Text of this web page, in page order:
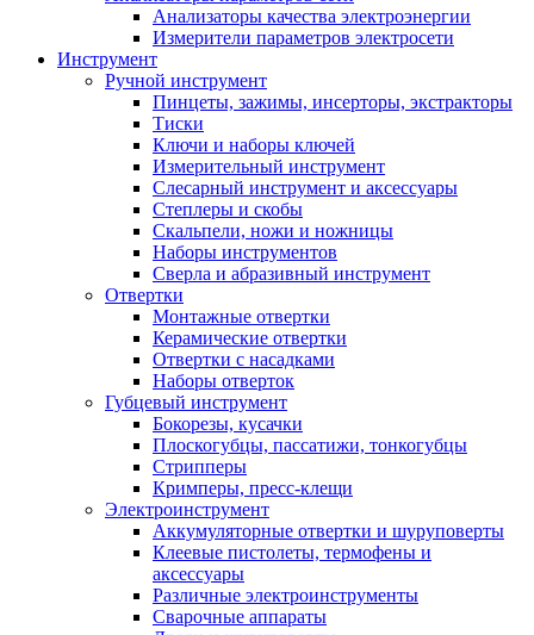
Анализаторы качества электроэнергии
Измерители параметров электросети
Инструмент
Ручной инструмент
Пинцеты, зажимы, инсерторы, экстракторы
Тиски
Ключи и наборы ключей
Измерительный инструмент
Слесарный инструмент и аксессуары
Степлеры и скобы
Скальпели, ножи и ножницы
Наборы инструментов
Сверла и абразивный инструмент
Отвертки
Монтажные отвертки
Керамические отвертки
Отвертки с насадками
Наборы отверток
Губцевый инструмент
Бокорезы, кусачки
Плоскогубцы, пассатижи, тонкогубцы
Стрипперы
Кримперы, пресс-клещи
Электроинструмент
Аккумуляторные отвертки и шуруповерты
Клеевые пистолеты, термофены и
аксессуары
Различные электроинструменты
Сварочные аппараты